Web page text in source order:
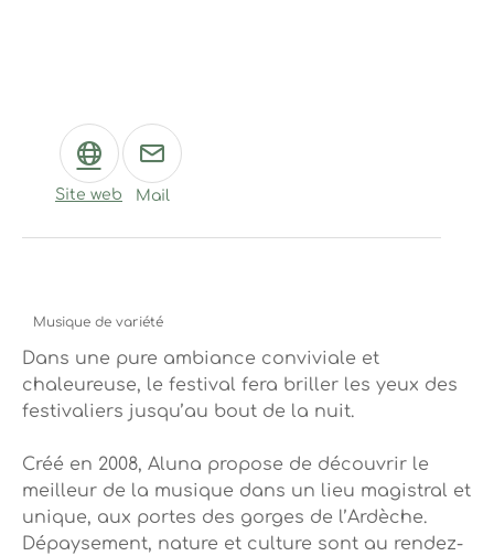
Musique de variété
Dans une pure ambiance conviviale et
chaleureuse, le festival fera briller les yeux des
festivaliers jusqu’au bout de la nuit.
Créé en 2008, Aluna propose de découvrir le
meilleur de la musique dans un lieu magistral et
unique, aux portes des gorges de l’Ardèche.
Dépaysement, nature et culture sont au rendez-
Site web Mail